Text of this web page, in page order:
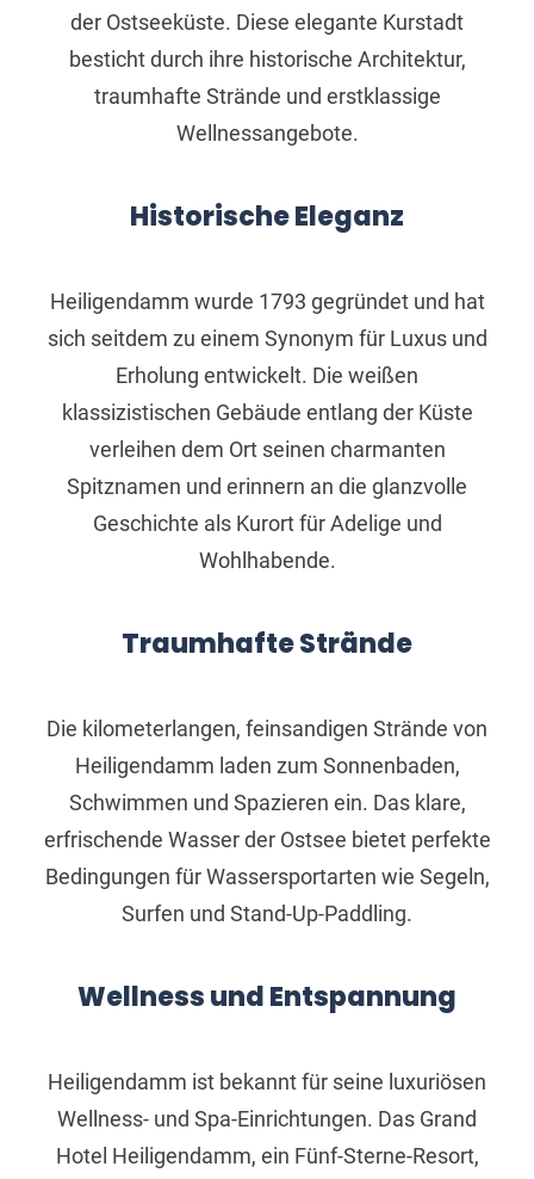
der Ostseeküste. Diese elegante Kurstadt
besticht durch ihre historische Architektur,
traumhafte Strände und erstklassige
Wellnessangebote.
Historische Eleganz
Heiligendamm wurde 1793 gegründet und hat
sich seitdem zu einem Synonym für Luxus und
Erholung entwickelt. Die weißen
klassizistischen Gebäude entlang der Küste
verleihen dem Ort seinen charmanten
Spitznamen und erinnern an die glanzvolle
Geschichte als Kurort für Adelige und
Wohlhabende.
Traumhafte Strände
Die kilometerlangen, feinsandigen Strände von
Heiligendamm laden zum Sonnenbaden,
Schwimmen und Spazieren ein. Das klare,
erfrischende Wasser der Ostsee bietet perfekte
Bedingungen für Wassersportarten wie Segeln,
Surfen und Stand-Up-Paddling.
Wellness und Entspannung
Heiligendamm ist bekannt für seine luxuriösen
Wellness- und Spa-Einrichtungen. Das Grand
Hotel Heiligendamm, ein Fünf-Sterne-Resort,